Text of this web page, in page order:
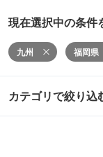
現在選択中の条件
九州 福岡県
カテゴリで絞り込